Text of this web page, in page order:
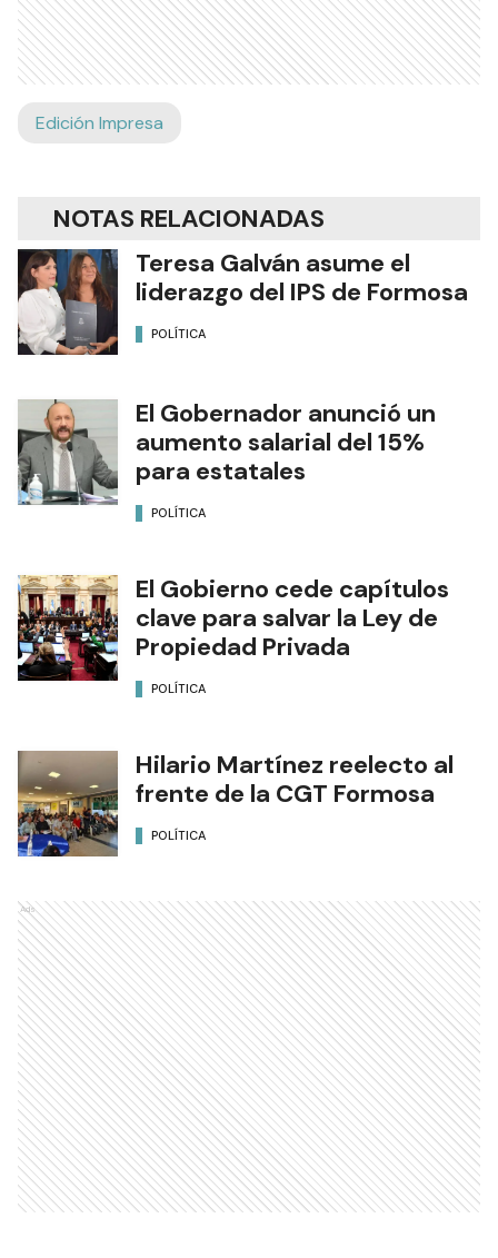
Edición Impresa
NOTAS RELACIONADAS
Teresa Galván asume el
liderazgo del IPS de Formosa
POLÍTICA
El Gobernador anunció un
aumento salarial del 15%
para estatales
POLÍTICA
El Gobierno cede capítulos
clave para salvar la Ley de
Propiedad Privada
POLÍTICA
Hilario Martínez reelecto al
frente de la CGT Formosa
POLÍTICA
Ads